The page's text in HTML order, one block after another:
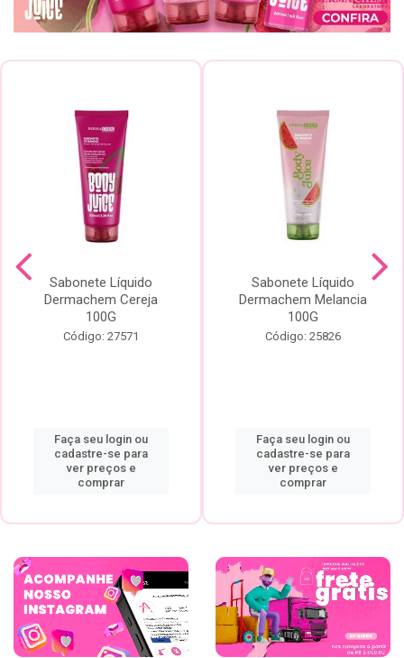
Sabonete Líquido
Dermachem Cereja
100G
Código: 27571
Faça seu login ou
cadastre-se para
ver preços e
comprar
Sabonete Líquido
Dermachem Melancia
100G
Código: 25826
Faça seu login ou
cadastre-se para
ver preços e
comprar